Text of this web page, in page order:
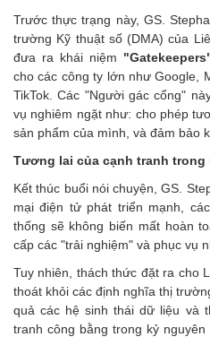
Trước thực trạng này, GS.
trường Kỹ thuật số (DMA) của
đưa ra khái niệm
cho các công ty lớn như Google,
TikTok. Các "Người gác cổng"
vụ nghiêm ngặt như: cho phép
sản phẩm của mình, và đảm bảo
Tương lai của cạnh tranh trong
Kết thúc buổi nói chuyện, GS.
mại điện tử phát triển mạnh,
thống sẽ không biến mất hoàn
cấp các "trải nghiệm" và phục vụ
Tuy nhiên, thách thức đặt ra cho
thoát khỏi các định nghĩa thị
quả các hệ sinh thái dữ liệu và
tranh công bằng trong kỷ